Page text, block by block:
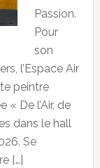
Passion.
Pour
son
l’Espace Air
peintre
« De l’Air, de
dans le hall
Se
[…]